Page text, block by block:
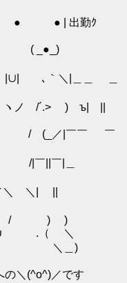
出勤ｸ
_●_)
､｀＼|＿＿ ＿
/´.> ) ъ| ||
/ (_／|￣￣ ￣
| /|￣||￣|＿
＼| ||
)
)
の＼(^o^)／です